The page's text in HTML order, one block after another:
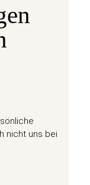
nicht uns bei